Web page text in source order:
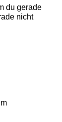
du gerade
nicht